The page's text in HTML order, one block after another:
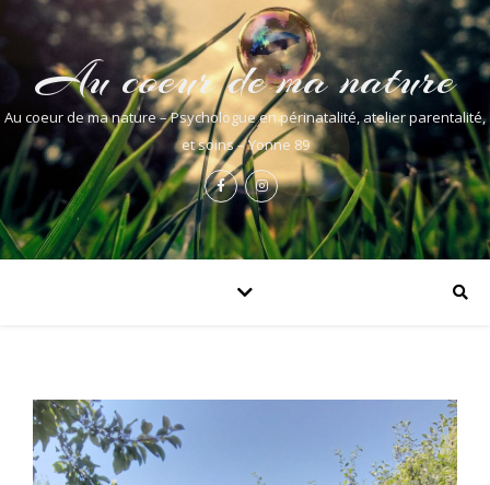
Au coeur de ma nature
Au coeur de ma nature – Psychologue en périnatalité, atelier parentalité,
et soins – Yonne 89